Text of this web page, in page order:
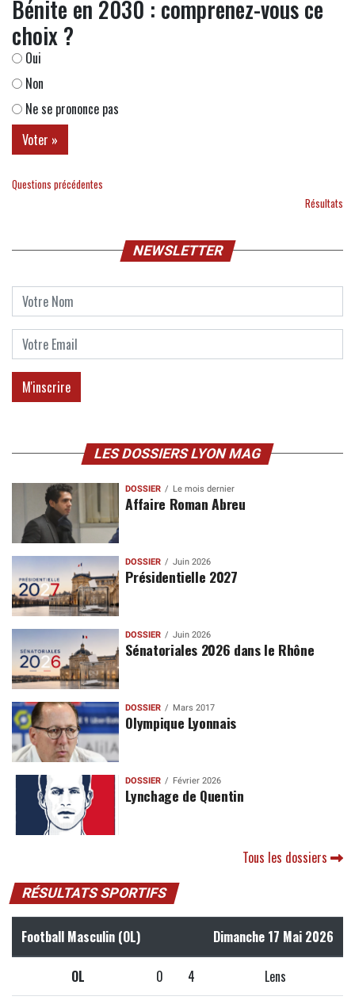
Bénite en 2030 : comprenez-vous ce
choix ?
Oui
Non
Ne se prononce pas
Questions précédentes
Résultats
NEWSLETTER
LES DOSSIERS LYON MAG
DOSSIER Le mois dernier
Affaire Roman Abreu
DOSSIER Juin 2026
Présidentielle 2027
DOSSIER Juin 2026
Sénatoriales 2026 dans le Rhône
DOSSIER Mars 2017
Olympique Lyonnais
DOSSIER Février 2026
Lynchage de Quentin
Tous les dossiers
RÉSULTATS SPORTIFS
Football Masculin (OL) Dimanche 17 Mai 2026
OL 0 4 Lens